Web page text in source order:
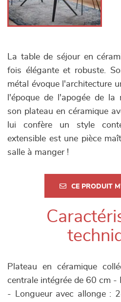
La table de séjour en
fois élégante et robuste.
métal évoque l'architecture
l'époque de l'apogée de la
son plateau en céramique
lui confère un style
extensible est une pièce
salle à manger !
CE PRODUIT
Plateau en céramique
centrale intégrée de 60 cm -
- Longueur avec allonge :